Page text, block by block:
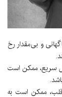
و بی‌مقدار رخ
سریع، ممکن است
ممکن است به